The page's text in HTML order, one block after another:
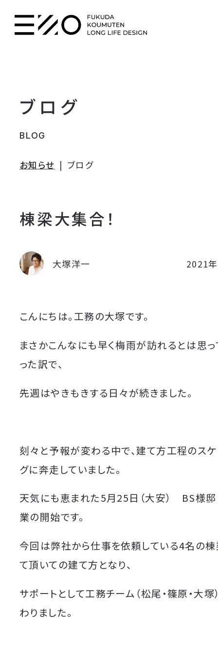
ブログ
BLOG
お知らせ ブログ
棟梁大集合！
2021
大塚洋一
こんにちは。工務の大塚です。
まさかこんなにも早く梅雨が訪れるとは思
った訳で、
先週はやきもきする日々が続きました。
刻々と予報が変わる中で、建て方工程のス
グに奔走していました。
天気にも恵まれた5月25日（大安） BS様
業の開始です。
今回は弊社から仕事を依頼している4名の
て頂いての建て方となり、
サポートとして工務チーム（松尾・篠原・大
わりました。